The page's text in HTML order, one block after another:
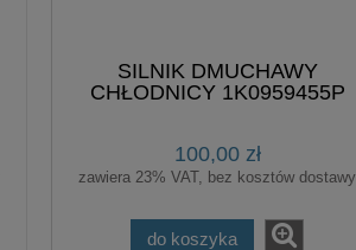
SILNIK DMUCHAWY
CHŁODNICY 1K0959455P
100,00 zł
zawiera 23% VAT, bez kosztów dostawy
do koszyka